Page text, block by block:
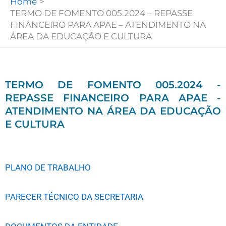
TERMO DE FOMENTO 005.2024 – REPASSE
FINANCEIRO PARA APAE – ATENDIMENTO NA
ÁREA DA EDUCAÇÃO E CULTURA
TERMO DE FOMENTO 005.2024 -
REPASSE FINANCEIRO PARA APAE -
ATENDIMENTO NA ÁREA DA EDUCAÇÃO
E CULTURA
PLANO DE TRABALHO
PARECER TÉCNICO DA SECRETARIA